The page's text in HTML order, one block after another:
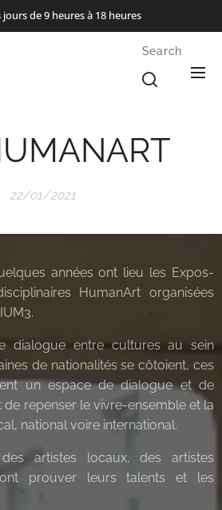
jours de 9 heures à 18 heures
Search
22/01/2021
années ont lieu les Expos-
HumanArt organisées
dialogue entre cultures au sein
de nationalités se côtoient, ces
un espace de dialogue et de
repenser le vivre-ensemble et la
national voire international.
artistes locaux, des artistes
prouver leurs talents et les